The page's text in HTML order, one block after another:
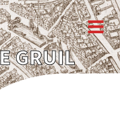
GRUIL